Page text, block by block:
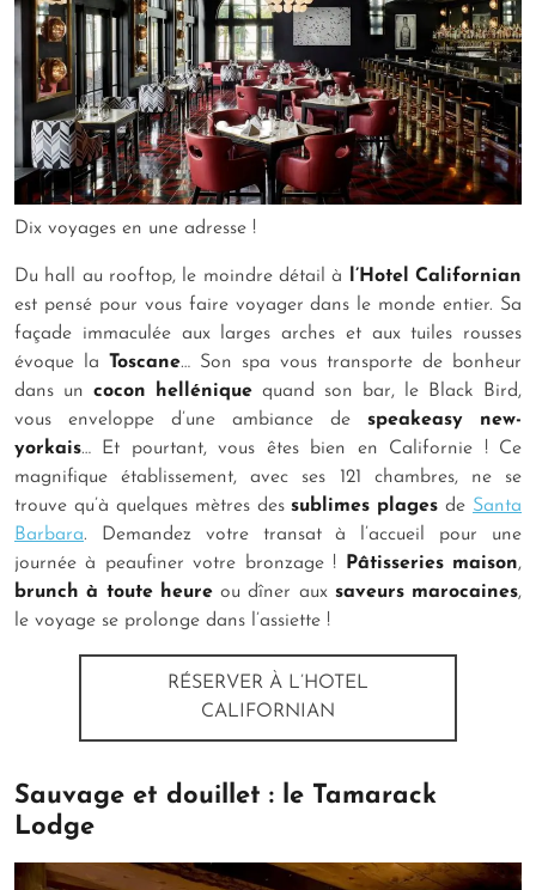
Dix voyages en une adresse !
Du hall au rooftop, le moindre détail à
l’Hotel Californian
est pensé pour vous faire voyager dans le monde entier. Sa
façade immaculée aux larges arches et aux tuiles rousses
évoque la Toscane… Son spa vous transporte de bonheur
dans un cocon hellénique quand son bar, le Black Bird,
vous enveloppe d’une ambiance de speakeasy new-
yorkais… Et pourtant, vous êtes bien en Californie ! Ce
magnifique établissement, avec ses 121 chambres, ne se
trouve qu’à quelques mètres dessublimes plages de Santa
Barbara. Demandez votre transat à l’accueil pour une
journée à peaufiner votre bronzage !
Pâtisseries maison,
brunch à toute heureou dîner aux saveurs marocaines,
le voyage se prolonge dans l’assiette !
RÉSERVER À L’HOTEL
CALIFORNIAN
Sauvage et douillet : le Tamarack
Lodge